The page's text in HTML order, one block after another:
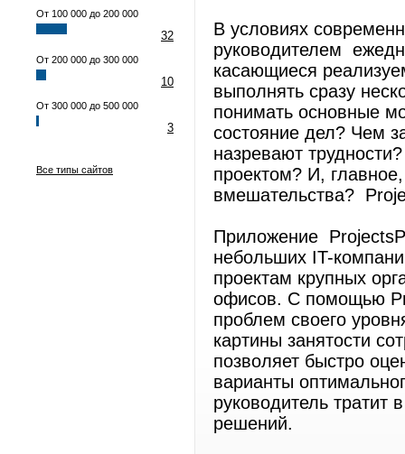
От 100 000 до 200 000
32
От 200 000 до 300 000
10
От 300 000 до 500 000
3
Все типы сайтов
В условиях
руководителем
касающиеся
выполнять сразу
понимать основные
состояние дел? Чем
назревают
проектом? И,
вмешательства?
Приложение
небольших IT-
проектам крупных
офисов. С помощью
проблем своего
картины занятости
позволяет быстро
варианты
руководитель тратит
решений.